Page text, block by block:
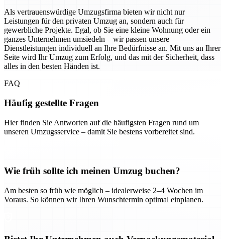
Als vertrauenswürdige Umzugsfirma bieten wir nicht nur
Leistungen für den privaten Umzug an, sondern auch für
gewerbliche Projekte. Egal, ob Sie eine kleine Wohnung oder ein
ganzes Unternehmen umsiedeln – wir passen unsere
Dienstleistungen individuell an Ihre Bedürfnisse an. Mit uns an Ihrer
Seite wird Ihr Umzug zum Erfolg, und das mit der Sicherheit, dass
alles in den besten Händen ist.
FAQ
Häufig gestellte Fragen
Hier finden Sie Antworten auf die häufigsten Fragen rund um
unseren Umzugsservice – damit Sie bestens vorbereitet sind.
Wie früh sollte ich meinen Umzug buchen?
Am besten so früh wie möglich – idealerweise 2–4 Wochen im
Voraus. So können wir Ihren Wunschtermin optimal einplanen.